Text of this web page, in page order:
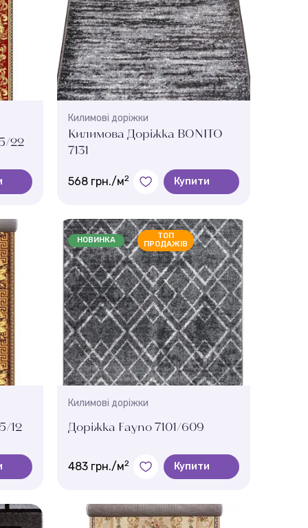
9 мм
22
Килимові доріжки
Килимова Доріжка BONITO
7131
568 грн./м2 Купити
Колір:
619
Ширина, м.:
4 м , 3 м , 0.8 м , 2.5 м , 1 м
Висота ворсу:
8 мм
12
НОВИНКА
ТОП
ПРОДАЖІВ
Килимові доріжки
Доріжка Fayno 7101/609
483 грн./м2 Купити
Ширина, м.:
1 , 1.5 , 0.8